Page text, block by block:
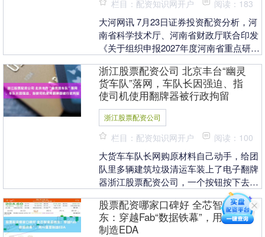
栏目：配资知识网开户 阅读：183
大河网讯 7月23日证券投资配资分析，河
南省科学技术厅、河南省财政厅联合印发
《关于组织申报2027年度河南省重点研发
式启动2....
浙江股票配资公司 北京丰台“幽灵
货车队”落网，车队长因强迫、指
使司机使用翻牌器被行政拘留
浙江股票配资公司
栏目：配资知识网开户 阅读：100
大货车车队长网购原材料自己动手，给团
队里多辆建筑垃圾清运车装上了电子翻牌
器浙江股票配资公司，一个按钮按下去，
闯灯、超速驾驶变得毫无顾忌。 r 7月24
日，北京青....
股票配资哪家口碑好 全芯智造孟晓
东：穿越Fab“数据铁幕”，用AI重塑
制造EDA